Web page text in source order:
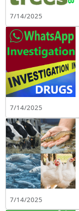
7/14/2025
7/14/2025
7/14/2025